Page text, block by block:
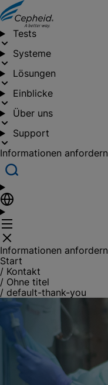
Tests
Systeme
Lösungen
Einblicke
Über uns
Support
Informationen anfordern
Informationen anfordern
Start
/ Kontakt
/ Ohne titel
/ default-thank-you